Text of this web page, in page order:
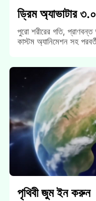
ড্রিম অ্যাভাটার
পুরো শরীরের গতি,
কাস্টম অ্যানিমেশন সহ
পৃথিবী জুম ইন করুন